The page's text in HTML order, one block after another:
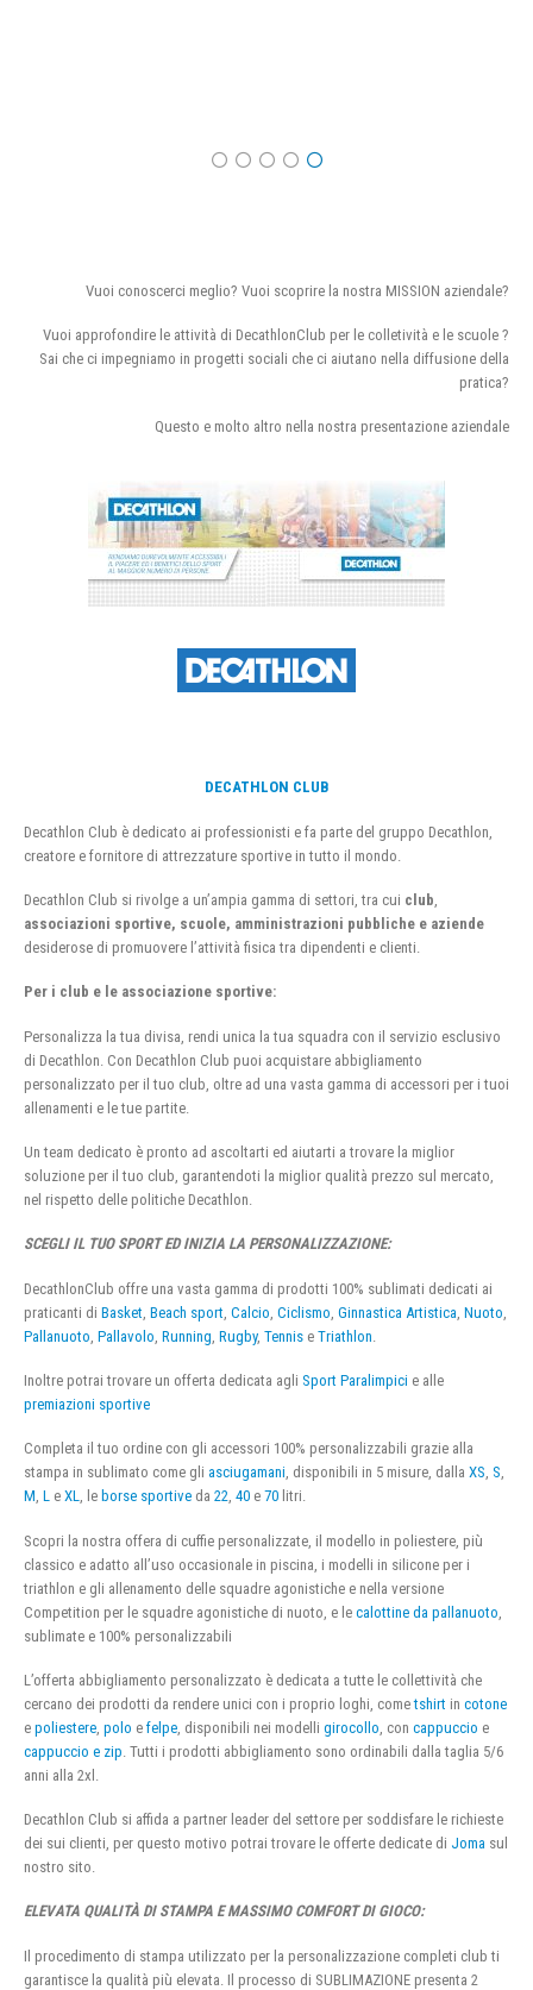
Vuoi conoscerci meglio? Vuoi scoprire la nostra MISSION aziendale?
Vuoi approfondire le attività di DecathlonClub per le colletività e le scuole ?
Sai che ci impegniamo in progetti sociali che ci aiutano nella diffusione della
pratica?
Questo e molto altro nella nostra presentazione aziendale
DECATHLON CLUB
Decathlon Club è dedicato ai professionisti e fa parte del gruppo Decathlon,
creatore e fornitore di attrezzature sportive in tutto il mondo.
Decathlon Club si rivolge a un’ampia gamma di settori, tra cui club
associazioni sportive, scuole, amministrazioni pubbliche e aziende
desiderose di promuovere l’attività fisica tra dipendenti e clienti.
Per i club e le associazione sportive:
Personalizza la tua divisa, rendi unica la tua squadra con il servizio esclusivo
di Decathlon. Con Decathlon Club puoi acquistare abbigliamento
personalizzato per il tuo club, oltre ad una vasta gamma di accessori per i tuoi
allenamenti e le tue partite.
Un team dedicato è pronto ad ascoltarti ed aiutarti a trovare la miglior
soluzione per il tuo club, garantendoti la miglior qualità prezzo sul mercato,
nel rispetto delle politiche Decathlon.
SCEGLI IL TUO SPORT ED INIZIA LA PERSONALIZZAZIONE:
DecathlonClub offre una vasta gamma di prodotti 100% sublimati dedicati ai
praticanti di Basket Beach sport Calcio Ciclismo Ginnastica Artistica Nuoto
Pallanuoto Pallavolo Running Rugby, Tennis e Triathlon
Inoltre potrai trovare un offerta dedicata agli Sport Paralimpici e alle
premiazioni sportive
Completa il tuo ordine con gli accessori 100% personalizzabili grazie alla
stampa in sublimato come gli asciugamani, disponibili in 5 misure, dalla XS, S,
M, L e XL, le borse sportive da 22, 40 e 70 litri.
Scopri la nostra offera di cuffie personalizzate, il modello in poliestere, più
classico e adatto all’uso occasionale in piscina, i modelli in silicone per i
triathlon e gli allenamento delle squadre agonistiche e nella versione
Competition per le squadre agonistiche di nuoto, e le calottine da pallanuoto
sublimate e 100% personalizzabili
L’offerta abbigliamento personalizzato è dedicata a tutte le collettività che
cercano dei prodotti da rendere unici con i proprio loghi, cometshirt in cotone
e poliestere polo e felpe , disponibili nei modelli girocollo , con cappuccio e
cappuccio e zip . Tutti i prodotti abbigliamento sono ordinabili dalla taglia 5/6
anni alla 2xl.
Decathlon Club si affida a partner leader del settore per soddisfare le richieste
dei sui clienti, per questo motivo potrai trovare le offerte dedicate di Joma sul
nostro sito.
ELEVATA QUALITÀ DI STAMPA E MASSIMO COMFORT DI GIOCO:
Il procedimento di stampa utilizzato per la personalizzazione completi club ti
garantisce la qualità più elevata. Il processo di SUBLIMAZIONE presenta 2